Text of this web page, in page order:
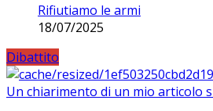
Rifiutiamo le armi
18/07/2025
Dibattito
Un chiarimento di un mio articolo